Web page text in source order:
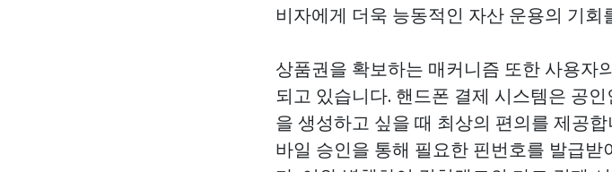
비자에게 더욱 능동적인 자산 운용의 기회
상품권을 확보하는 매커니즘 또한 사용자
되고 있습니다. 핸드폰 결제 시스템은 공
을 생성하고 싶을 때 최상의 편의를 제공
바일 승인을 통해 필요한 핀번호를 발급